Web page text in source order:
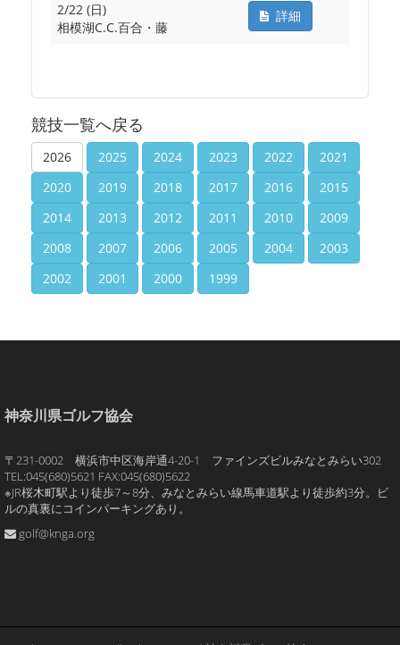
2/22 (日)
相模湖C.C.百合・藤
詳細
競技一覧へ戻る
2026 2025 2024 2023 2022
2021
2020
2019 2018 2017 2016
2015
2014
2013 2012 2011 2010
2009
2008
2007 2006 2005 2004
2003
2002
2001 2000 1999
神奈川県ゴルフ協会
〒231-0002 横浜市中区海岸通4-20-1 ファインズビルみなとみらい302
TEL:045(680)5621 FAX:045(680)5622
※JR桜木町駅より徒歩7～8分、みなとみらい線馬車道駅より徒歩約3分。ビ
ルの真裏にコインパーキングあり。
golf@knga.org